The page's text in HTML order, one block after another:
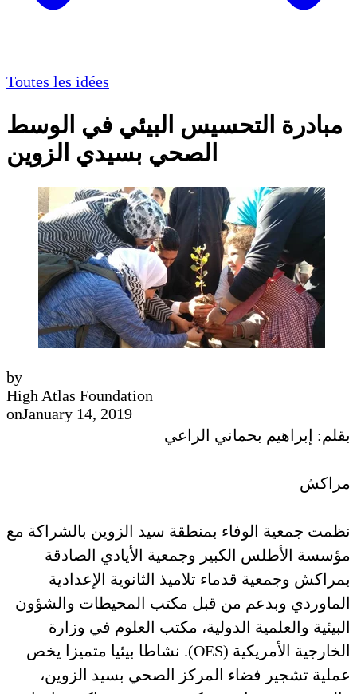
Toutes les idées
مبادرة التحسيس البيئي في الوسط
الصحي بسيدي الزوين
by
High Atlas Foundation
onJanuary 14, 2019
بقلم: إبراهيم بحماني الراعي
مراكش
نظمت جمعية الوفاء بمنطقة سيد الزوين بالشراكة مع
مؤسسة الأطلس الكبير وجمعية الأيادي الصادقة
بمراكش وجمعية قدماء تلاميذ الثانوية الإعدادية
الماوردي وبدعم من قبل مكتب المحيطات والشؤون
البيئية والعلمية الدولية، مكتب العلوم في وزارة
الخارجية الأمريكية (OES). نشاطا بيئيا متميزا يخص
عملية تشجير فضاء المركز الصحي بسيد الزوين،